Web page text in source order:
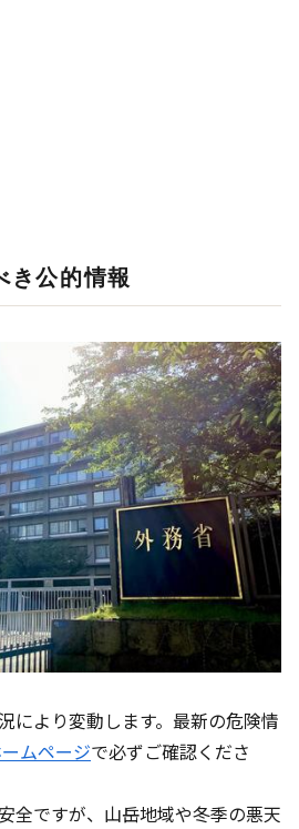
き公的情報
により変動します。最新の危険情
ムページで必ずご確認くださ
全ですが、山岳地域や冬季の悪天